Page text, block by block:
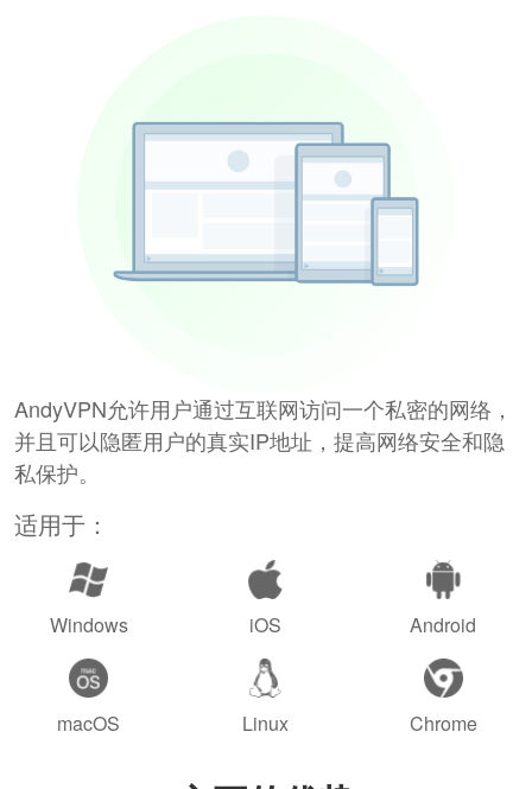
AndyVPN允许用户通过互联网访问一个私密的网络，
并且可以隐匿用户的真实IP地址，提高网络安全和隐
私保护。
适用于：
Windows iOS Android
macOS Linux Chrome